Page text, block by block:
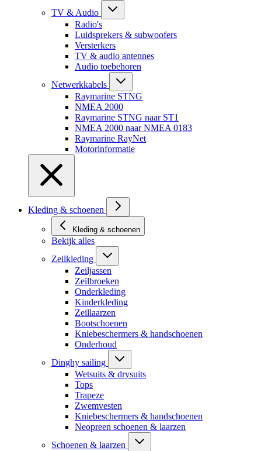
TV & Audio
Radio's
Luidsprekers & subwoofers
Versterkers
TV & audio antennes
Audio toebehoren
Netwerkkabels
Raymarine STNG
NMEA 2000
Raymarine STNG naar ST1
NMEA 2000 naar NMEA 0183
Raymarine RayNet
Motorinformatie
Kleding & schoenen
Kleding & schoenen
Bekijk alles
Zeilkleding
Zeiljassen
Zeilbroeken
Onderkleding
Kinderkleding
Zeillaarzen
Bootschoenen
Kniebeschermers & handschoenen
Onderhoud
Dinghy sailing
Wetsuits & drysuits
Tops
Trapeze
Zwemvesten
Kniebeschermers & handschoenen
Neopreen schoenen & laarzen
Schoenen & laarzen